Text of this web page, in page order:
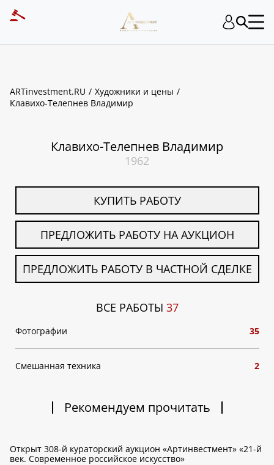
ARTinvestment.RU
Художники и цены
Клавихо-Телепнев Владимир
Клавихо-Телепнев Владимир
1962
КУПИТЬ РАБОТУ
ПРЕДЛОЖИТЬ РАБОТУ НА АУКЦИОН
ПРЕДЛОЖИТЬ РАБОТУ В ЧАСТНОЙ СДЕЛКЕ
ВСЕ РАБОТЫ 37
Фотографии 35
Смешанная техника 2
Рекомендуем прочитать
Открыт 308-й кураторский аукцион «Артинвестмент» «21-й
век. Современное российское искусство»